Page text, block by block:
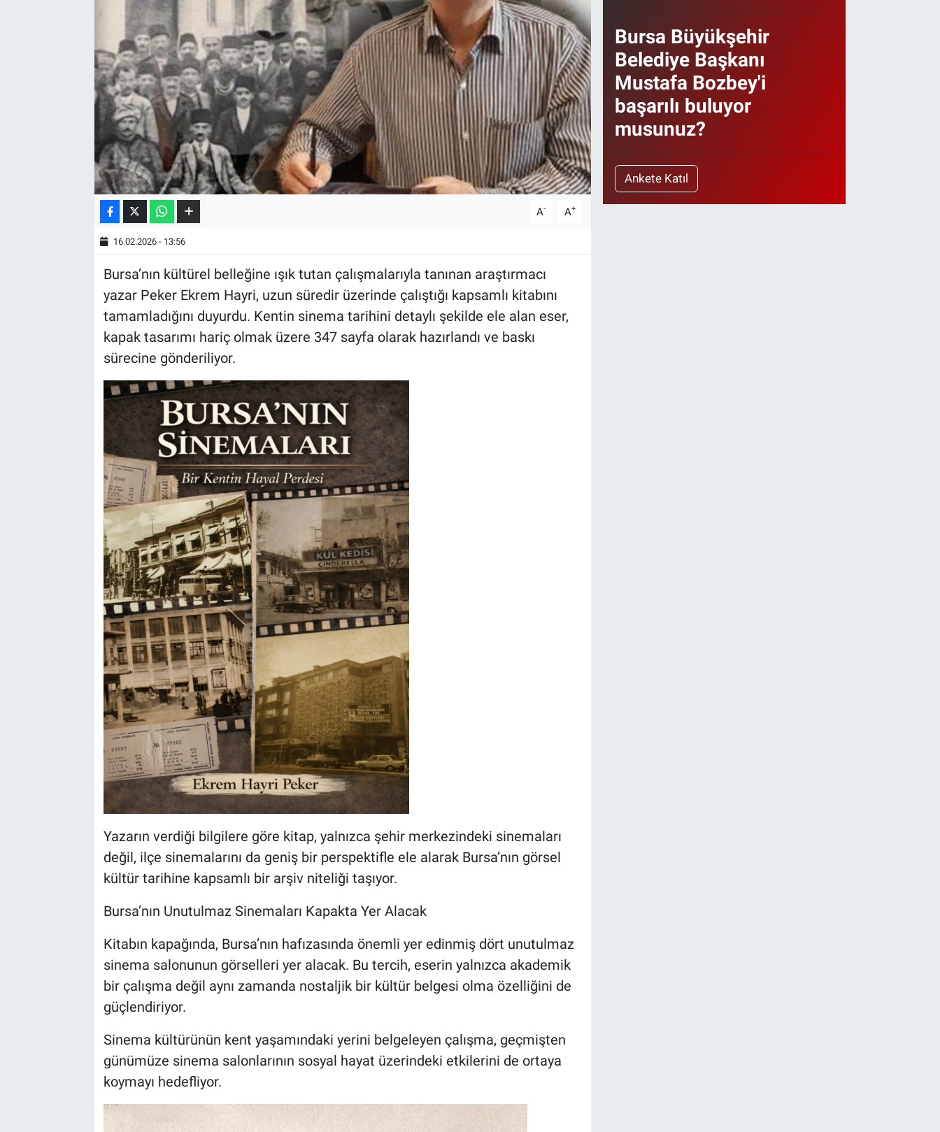
A- A+
16.02.2026 - 13:56
Bursa’nın kültürel belleğine ışık tutan çalışmalarıyla tanınan araştırmacı
yazar Peker Ekrem Hayri, uzun süredir üzerinde çalıştığı kapsamlı kitabını
tamamladığını duyurdu. Kentin sinema tarihini detaylı şekilde ele alan eser,
kapak tasarımı hariç olmak üzere 347 sayfa olarak hazırlandı ve baskı
sürecine gönderiliyor.
Yazarın verdiği bilgilere göre kitap, yalnızca şehir merkezindeki sinemaları
değil, ilçe sinemalarını da geniş bir perspektifle ele alarak Bursa’nın görsel
kültür tarihine kapsamlı bir arşiv niteliği taşıyor.
Bursa’nın Unutulmaz Sinemaları Kapakta Yer Alacak
Kitabın kapağında, Bursa’nın hafızasında önemli yer edinmiş dört unutulmaz
sinema salonunun görselleri yer alacak. Bu tercih, eserin yalnızca akademik
bir çalışma değil aynı zamanda nostaljik bir kültür belgesi olma özelliğini de
güçlendiriyor.
Sinema kültürünün kent yaşamındaki yerini belgeleyen çalışma, geçmişten
günümüze sinema salonlarının sosyal hayat üzerindeki etkilerini de ortaya
koymayı hedefliyor.
Bursa Büyükşehir
Belediye Başkanı
Mustafa Bozbey'i
başarılı buluyor
musunuz?
Ankete Katıl